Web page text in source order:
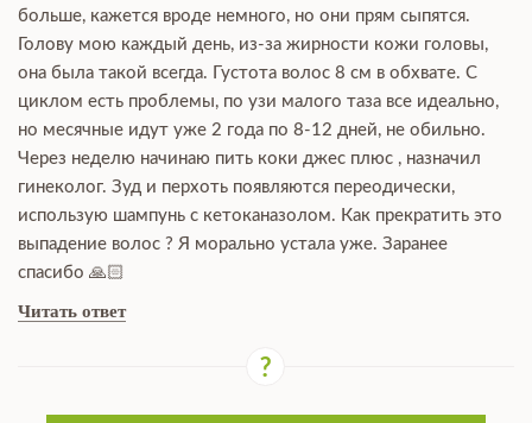
больше, кажется вроде немного, но они прям сыпятся.
Голову мою каждый день, из-за жирности кожи головы,
она была такой всегда. Густота волос 8 см в обхвате. С
циклом есть проблемы, по узи малого таза все идеально,
но месячные идут уже 2 года по 8-12 дней, не обильно.
Через неделю начинаю пить коки джес плюс , назначил
гинеколог. Зуд и перхоть появляются переодически,
использую шампунь с кетоканазолом. Как прекратить это
выпадение волос ? Я морально устала уже. Заранее
спасибо 🙏🏻
Читать ответ